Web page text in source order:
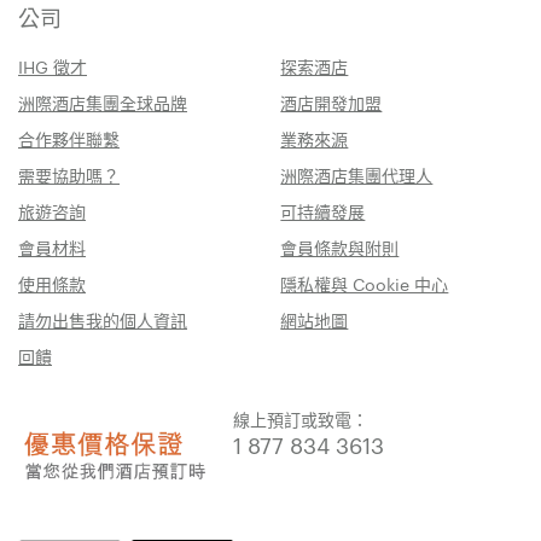
公司
IHG 徵才
探索酒店
洲際酒店集團全球品牌
酒店開發加盟
合作夥伴聯繫
業務來源
需要協助嗎？
洲際酒店集團代理人
旅遊咨詢
可持續發展
會員材料
會員條款與附則
使用條款
隱私權與 Cookie 中心
請勿出售我的個人資訊
網站地圖
回饋
線上預訂或致電：
1 877 834 3613